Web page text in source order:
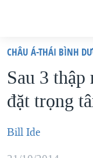
truy
cập
Tới
dung
chính
VIỆT NAM
HOA KỲ
BIỂN ĐÔNG
CHÂU Á-THÁI BÌNH
Sau 3
đặt trọng
Bill Ide